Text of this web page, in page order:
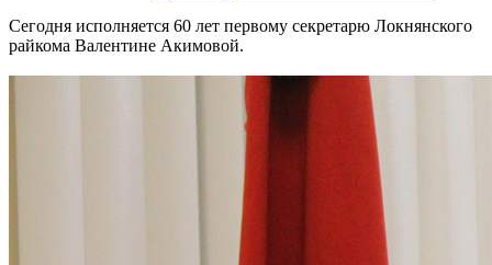
Сегодня исполняется 60 лет первому секретарю Локнянского
райкома Валентине Акимовой.